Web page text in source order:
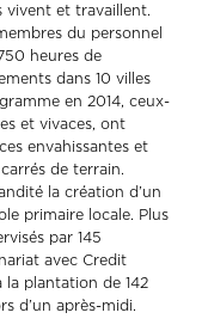
vivent et travaillent.
du personnel
heures de
dans 10 villes
en 2014, ceux-
et vivaces, ont
envahissantes et
de terrain.
la création d’un
primaire locale. Plus
par 145
avec Credit
plantation de 142
d’un après-midi.